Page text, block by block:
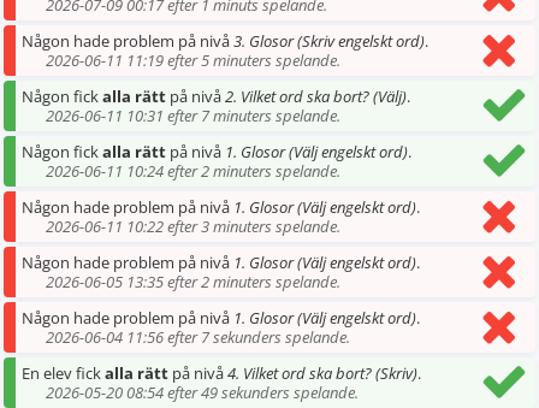
2026-07-09 00:17 efter 1 minuts spelande.
Någon hade problem på nivå3. Glosor (Skriv engelskt ord).
2026-06-11 11:19 efter 5 minuters spelande.
Någon fickalla rätt på nivå2. Vilket ord ska bort? (Välj).
2026-06-11 10:31 efter 7 minuters spelande.
Någon fickalla rätt på nivå 1. Glosor (Välj engelskt ord).
2026-06-11 10:24 efter 2 minuters spelande.
Någon hade problem på nivå 1. Glosor (Välj engelskt ord).
2026-06-11 10:22 efter 3 minuters spelande.
Någon hade problem på nivå 1. Glosor (Välj engelskt ord).
2026-06-05 13:35 efter 2 minuters spelande.
Någon hade problem på nivå 1. Glosor (Välj engelskt ord).
2026-06-04 11:56 efter 7 sekunders spelande.
En elev fickalla rätt på nivå4. Vilket ord ska bort? (Skriv).
2026-05-20 08:54 efter 49 sekunders spelande.